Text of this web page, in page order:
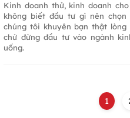
Kinh doanh thử, kinh doanh
không biết đầu tư gì nên
chúng tôi khuyên bạn thật lòng
chứ đừng đầu tư vào ngành
uống.
1